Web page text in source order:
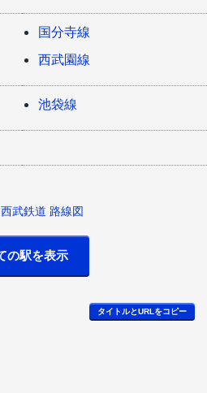
国分寺線
西武園線
池袋線
西武鉄道 路線図
タイトルとURLをコピー